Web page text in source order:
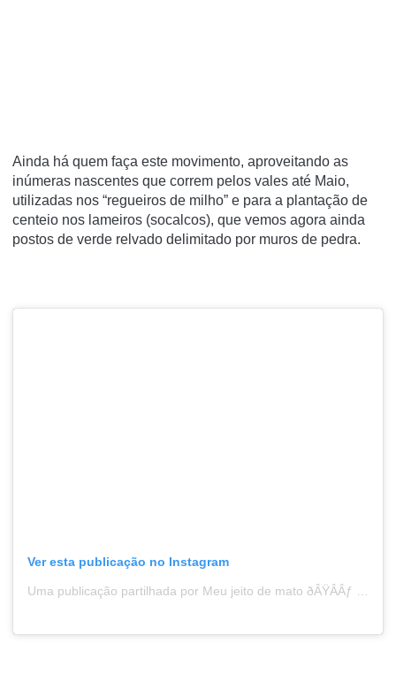
Ainda há quem faça este movimento, aproveitando as
inúmeras nascentes que correm pelos vales até Maio,
utilizadas nos “regueiros de milho” e para a plantação de
centeio nos lameiros (socalcos), que vemos agora ainda
postos de verde relvado delimitado por muros de pedra.
Ver esta publicação no Instagram